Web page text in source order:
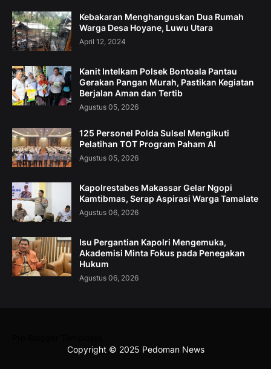
Kebakaran Menghanguskan Dua Rumah
Warga Desa Hoyane, Luwu Utara
April 12, 2024
Kanit Intelkam Polsek Bontoala Pantau
Gerakan Pangan Murah, Pastikan Kegiatan
Berjalan Aman dan Tertib
Agustus 05, 2026
125 Personel Polda Sulsel Mengikuti
Pelatihan TOT Program Paham AI
Agustus 05, 2026
Kapolrestabes Makassar Gelar Ngopi
Kamtibmas, Serap Aspirasi Warga Tamalate
Agustus 06, 2026
Isu Pergantian Kapolri Mengemuka,
Akademisi Minta Fokus pada Penegakan
Hukum
Agustus 06, 2026
Copyright © 2025 Pedoman News